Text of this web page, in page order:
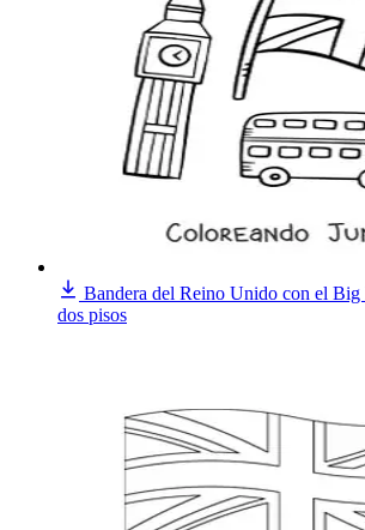
Bandera del Reino Unido con el Big
dos pisos